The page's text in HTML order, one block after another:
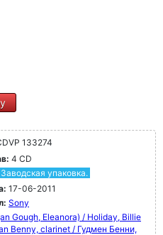
133274
4 CD
упаковка.
17-06-2011
Sony
Gough, Eleanora) / Holiday, Billie
Benny, clarinet / Гудмен Бенни,